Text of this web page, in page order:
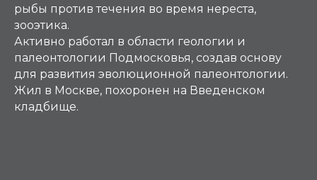
рыбы против течения во время нереста,
зооэтика.
Активно работал в области геологии и
палеонтологии Подмосковья, создав основу
для развития эволюционной палеонтологии.
Жил в Москве, похоронен на Введенском
кладбище.